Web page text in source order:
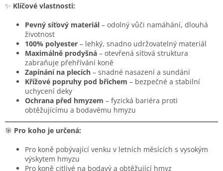
✨ Klíčové vlastnosti:
Pevný síťový materiál – odolný vůči namáhání, dlouhá
životnost
100% polyester – lehký, snadno udržovatelný materiál
Maximálně prodyšná – otevřená síťová struktura
zabraňuje přehřívání koně
Zapínání na plecích – snadné nasazení a sundání
Křížové popruhy pod břichem – bezpečné a stabilní
uchycení deky
Ochrana před hmyzem – fyzická bariéra proti
obtěžujícímu a bodavému hmyzu
🎯 Pro koho je určená:
Pro koně pobývající venku v letních měsících s vysokým
výskytem hmyzu
Pro koně citlivé na bodavý a obtěžující hmyz